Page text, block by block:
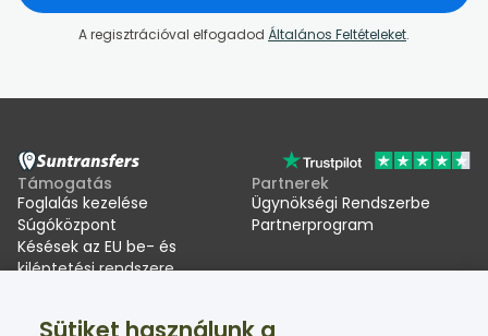
A regisztrációval elfogadod Általános Feltételeket.
Támogatás
Foglalás kezelése
Súgóközpont
Késések az EU be- és
kiléptetési rendszere
Partnerek
Ügynökségi Rendszerbe
Partnerprogram